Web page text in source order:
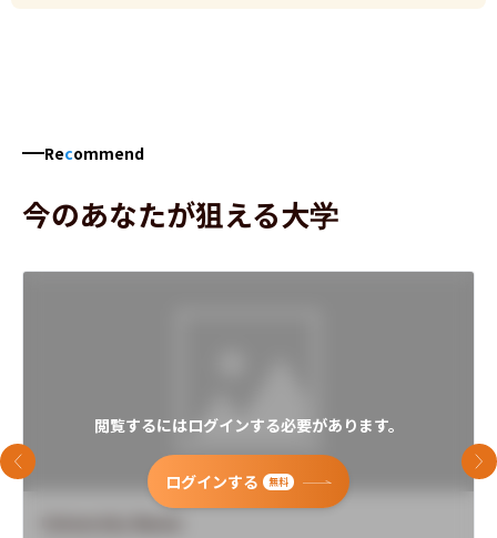
Recommend
今のあなたが狙える大学
閲覧するにはログインする必要があります。
ログインする 無料
前のスライド 次